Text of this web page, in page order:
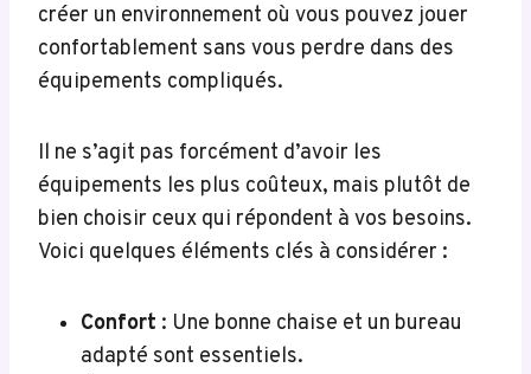
créer un environnement où vous pouvez jouer
confortablement sans vous perdre dans des
équipements compliqués.
Il ne s’agit pas forcément d’avoir les
équipements les plus coûteux, mais plutôt de
bien choisir ceux qui répondent à vos besoins.
Voici quelques éléments clés à considérer :
Confort : Une bonne chaise et un bureau
adapté sont essentiels.